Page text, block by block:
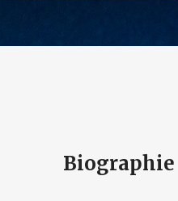
Biographie